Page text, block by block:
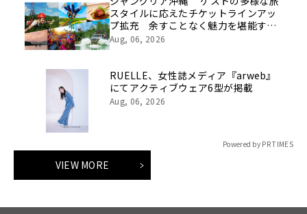
スタイルに応えたチケットラインアッ
プ拡充 余すことなく魅力を堪能する
「ロイヤルチケット」新登場
Aug, 06, 2026
RUELLE、女性誌メディア『arweb』
にてアクティブウェア6型が掲載
Aug, 06, 2026
Powered by PR TIMES
VIEW MORE